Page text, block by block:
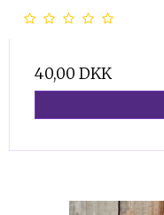
40,00 DKK